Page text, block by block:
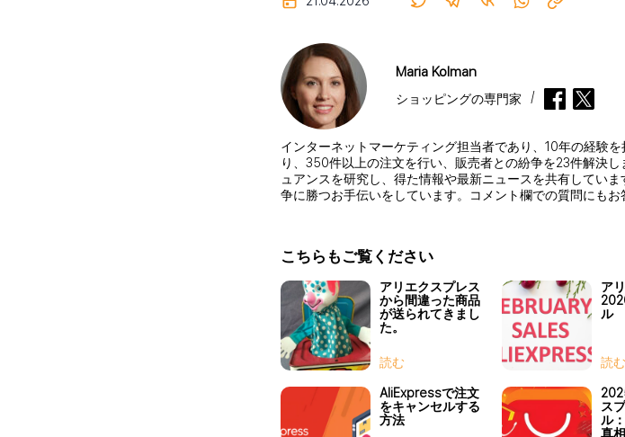
Maria Kolman
ショッピングの専門家
インターネットマーケティング担当者であり、10年の経験
り、350件以上の注文を行い、販売者との紛争を23件解決
ュアンスを研究し、得た情報や最新ニュースを共有してい
争に勝つお手伝いをしています。コメント欄での質問にもお
こちらもご覧ください
アリエクスプレス
から間違った商品
が送られてきまし
た。
読む
ア
ル
読む
AliExpressで注文
をキャンセルする
方法
ス
ル
真相